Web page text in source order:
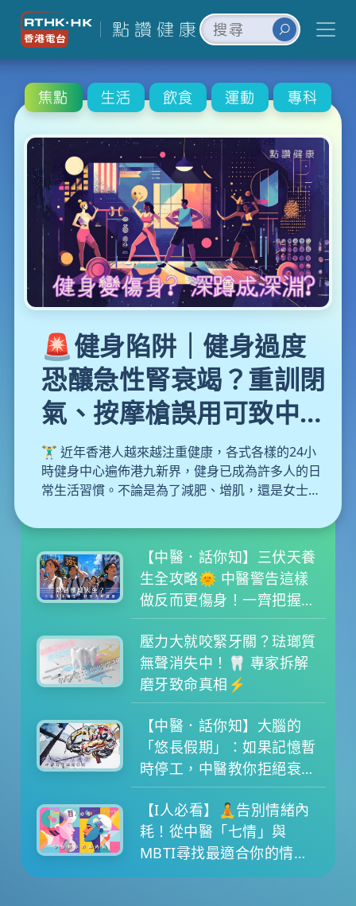
焦點 生活 飲食 運動 專科
🚨健身陷阱｜健身過度
恐釀急性腎衰竭？重訓閉
氣、按摩槍誤用可致中
風！醫生教你避開運動陷
阱
🏋️‍♂️ 近年香港人越來越注重健康，各式各樣的24小
時健身中心遍佈港九新界，健身已成為許多人的日
常生活習慣。不論是為了減肥、增肌，還是女士們
然而，運動固然對身體有益，但背後亦隱藏著不少
容易被忽略的盲點。如果你抱著「No pain, no
gain」的心態盲目苦練，甚至放鬆警惕，健身隨時
會變成「傷身」。本文為大家拆解健身常見的致命
陷阱與正確的熱身與冷卻運動，更附上每日蛋白質
攝取分量計算公式，教你聰明增肌不傷身。
【中醫．話你知】三伏天養
生全攻略🌞 中醫警告這樣
做反而更傷身！一齊把握冬
病夏治黃金期
壓力大就咬緊牙關？琺瑯質
無聲消失中！🦷 專家拆解
磨牙致命真相⚡
【中醫．話你知】大腦的
「悠長假期」：如果記憶暫
時停工，中醫教你拒絕衰老
退化
【I人必看】🧘告別情緒內
耗！從中醫「七情」與
MBTI尋找最適合你的情緒
養生提案